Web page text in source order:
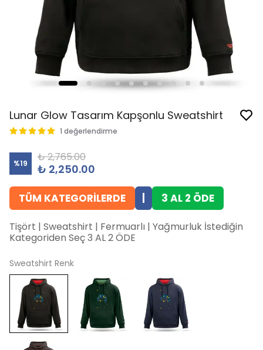
Lunar Glow Tasarım Kapşonlu Sweatshirt
1 değerlendirme
%19 ₺ 2,765.00
₺ 2,250.00
TÜM KATEGORİLERDE 3 AL 2 ÖDE
Tişört | Sweatshirt | Fermuarlı | Yağmurluk İstediğin
Kategoriden Seç 3 AL 2 ÖDE
Sweatshirt Renk